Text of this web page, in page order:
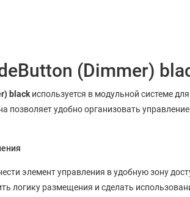
(Dimmer)
black используется в модульной системе
позволяет удобно организовать
элемент управления в удобную зону
логику размещения и сделать